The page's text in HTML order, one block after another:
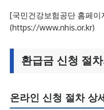
[국민건강보험공단 홈페이
(https://www.nhis.or.kr)
환급금 신청 절
온라인 신청 절차 상